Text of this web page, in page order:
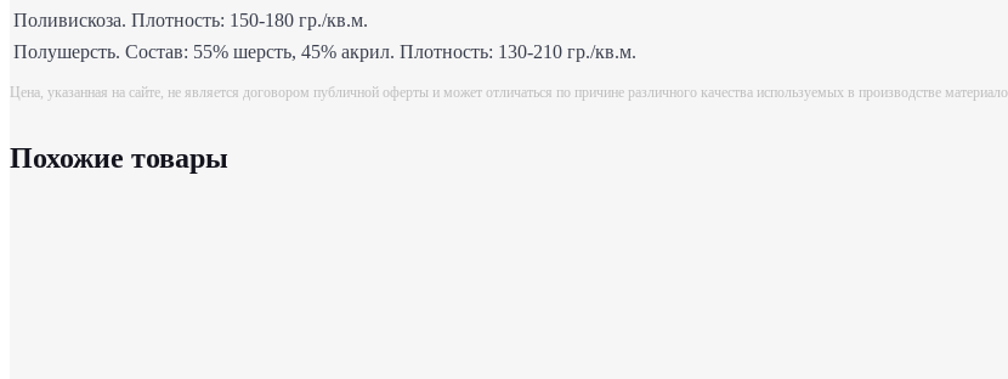
Поливискоза. Плотность: 150-180 гр./кв.м.
Полушерсть. Состав: 55% шерсть, 45% акрил. Плотность: 130-210 гр./кв.м.
Цена, указанная на сайте, не является договором публичной оферты и может отличаться по причине различного качества используемых в производстве
Похожие товары